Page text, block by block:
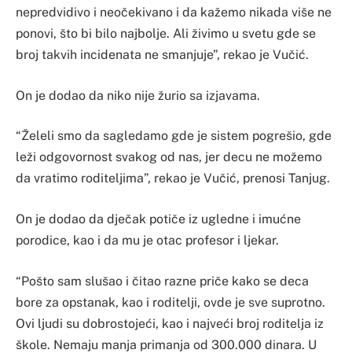
nepredvidivo i neočekivano i da kažemo nikada više ne
ponovi, što bi bilo najbolje. Ali živimo u svetu gde se
broj takvih incidenata ne smanjuje”, rekao je Vučić.
On je dodao da niko nije žurio sa izjavama.
“Želeli smo da sagledamo gde je sistem pogrešio, gde
leži odgovornost svakog od nas, jer decu ne možemo
da vratimo roditeljima”, rekao je Vučić, prenosi Tanjug.
On je dodao da dječak potiče iz ugledne i imućne
porodice, kao i da mu je otac profesor i ljekar.
“Pošto sam slušao i čitao razne priče kako se deca
bore za opstanak, kao i roditelji, ovde je sve suprotno.
Ovi ljudi su dobrostojeći, kao i najveći broj roditelja iz
škole. Nemaju manja primanja od 300.000 dinara. U